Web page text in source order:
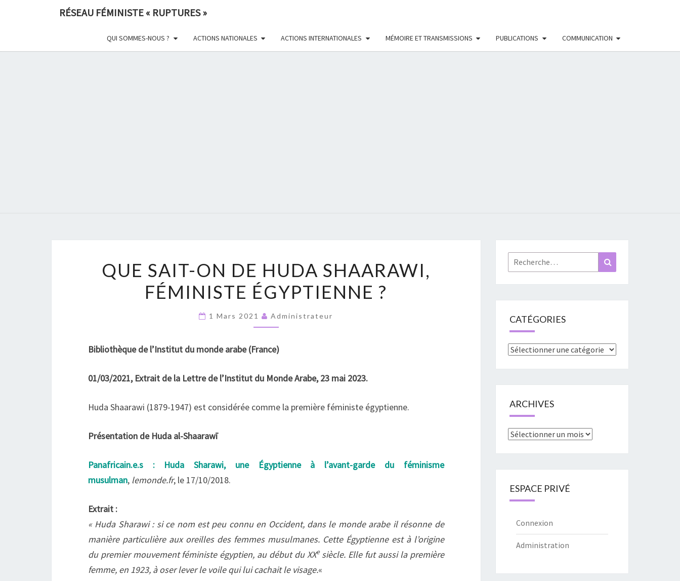
RÉSEAU FÉMINISTE « RUPTURES »
QUI SOMMES-NOUS ? ACTIONS NATIONALES ACTIONS INTERNATIONALES MÉMOIRE ET TRANSMISSIONS PUBLICATIONS COMMUNICATION
RUPTURES
SAIT-
ON
DE
HUDA
FÉMINISTE
?
QUE SAIT-ON DE HUDA SHAARAWI,
FÉMINISTE ÉGYPTIENNE ?
1 Mars 2021 Administrateur
Bibliothèque de l’Institut du monde arabe(France)
01/03/2021, Extrait de la Lettre de l’Institut du Monde Arabe, 23 mai 2023.
Huda Shaarawi (1879-1947) est considérée comme la première féministe égyptienne.
Présentation de Huda al-Shaarawī
Panafricain.e.s : Huda Sharawi, une Égyptienne à l’avant-garde du féminisme
musulman, lemonde.fr, le 17/10/2018.
Extrait :
« Huda Sharawi : si ce nom est peu connu en Occident, dans le monde arabe il résonne de
manière particulière aux oreilles des femmes musulmanes. Cette Égyptienne est à l’origine
du premier mouvement féministe égyptien, au début du XXesiècle. Elle fut aussi la première
femme, en 1923, à oser lever le voile qui lui cachait le visage.«
Rechercher :
CATÉGORIES
Catégories
ARCHIVES
Archives
ESPACE PRIVÉ
Connexion
Administration